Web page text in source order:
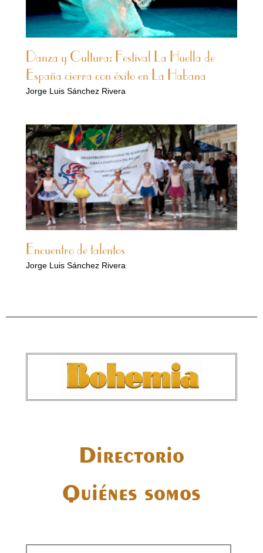
Danza y Cultura: Festival La Huella de
España cierra con éxito en La Habana
Jorge Luis Sánchez Rivera
Encuentro de talentos
Jorge Luis Sánchez Rivera
Directorio
Quiénes somos